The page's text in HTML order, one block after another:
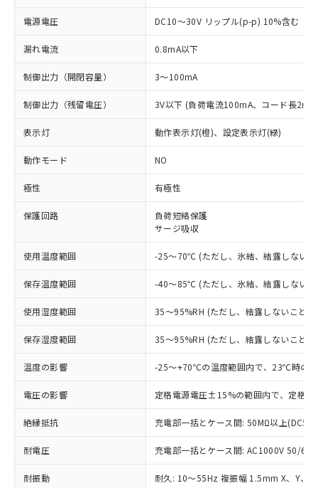
電源電圧 DC10～30V リップル(p-p) 10%含む
漏れ電流 0.8mA以下
制御出力（開閉容量） 3～100mA
制御出力（残留電圧） 3V以下 (負荷電流100mA、コード長2m
表示灯 動作表示灯(橙)、設定表示灯(緑)
動作モード NO
極性 有極性
保護回路
負荷短絡保護
サージ吸収
使用温度範囲 -25～70℃ (ただし、氷結、結露しない
保存温度範囲 -40～85℃ (ただし、氷結、結露しない
使用湿度範囲 35～95%RH (ただし、結露しないこと)
保存湿度範囲 35～95%RH (ただし、結露しないこと)
温度の影響 -25～+70℃の温度範囲内で、23℃時の
電圧の影響 定格電源電圧±15%の範囲内で、定格
絶縁抵抗 充電部一括とケース間: 50MΩ以上
耐電圧 充電部一括とケース間: AC1000V 50/
耐振動 耐久: 10～55Hz 複振幅 1.5mm X、Y、Z
ご利用条件
以下の条件をお読みいただき、同意のうえ
本サービスは、当社制御機器事業取扱
商品の当社在庫状況および標準価格
(税抜)を提供させていただくもので
当社制御機器事業取扱商品の中には、
ことをご了承ください。
在庫状況および標準価格照会結果は、
記載している更新日時点での社内デー
対応済み：EU RoHS指令（10物質）の
非含有に対応した製品が提供可能な商品で
対応予定：EU RoHS指令（10物質）の非含
商品です。
対応予定なし：EU RoHS指令（10物質）の
非含有に非対応の商品で、対応品を出す予
定はありません。
調査・確認中：EU RoHS指令（10物質）の
非含有の対応状況を調査中または確認中の
非該当品：ライセンス料など無形物で、有
害物質有無と関係のない商品です。
仕入先様の事情により、非含有部品として
いたものが、含有品と判明した場合などや
むを得ず変更することがあります。
*EU RoHS指令（10物質）：
※1 中国RoHS○×表
「○」：最大均質材料含有率が中国RoHSの
基準値以下であることを示します。
「×」：最大均質材料含有率が中国RoHSの
基準値を超えていることを示します。
「－」：未確認です。当社販売部門へお問
い合わせください。
当社は、これら貴社製品のうち、外国
為替および外国貿易法に定める商品
（以下｢規制貨物等」という）を輸出